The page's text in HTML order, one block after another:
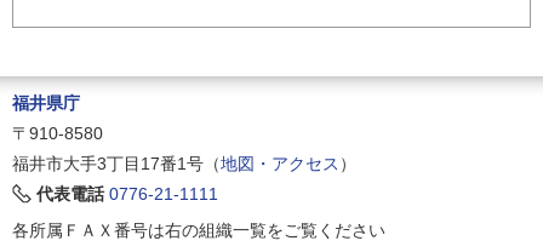
福井県庁
〒910-8580
福井市大手3丁目17番1号（地図・アクセス ）
代表電話 0776-21-1111
各所属ＦＡＸ番号は右の組織一覧をご覧ください